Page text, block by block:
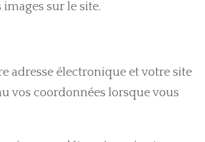
sur le site.
adresse électronique et votre site
vos coordonnées lorsque vous